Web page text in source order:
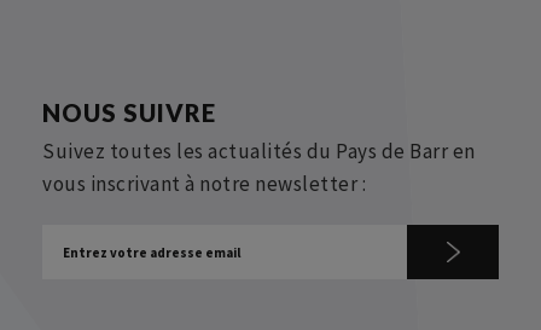
NOUS SUIVRE
Suivez toutes les actualités du Pays de Barr en
vous inscrivant à notre newsletter :